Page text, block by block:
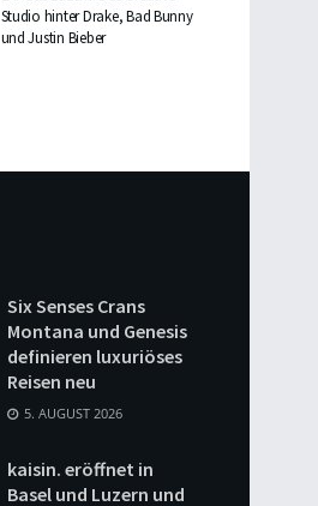
Studio hinter Drake, Bad Bunny
und Justin Bieber
Six Senses Crans
Montana und Genesis
definieren luxuriöses
Reisen neu
5. AUGUST 2026
kaisin. eröffnet in
Basel und Luzern und